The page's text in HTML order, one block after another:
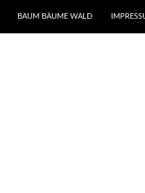
BAUM BÄUME WALD